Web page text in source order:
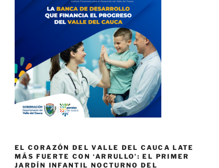
EL CORAZÓN DEL VALLE DEL CAUCA LATE
MÁS FUERTE CON ‘ARRULLO’: EL PRIMER
JARDÍN INFANTIL NOCTURNO DEL